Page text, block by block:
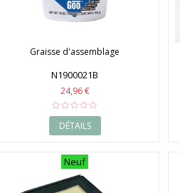
Graisse d'assemblage
N1900021B
24,96 €
DÉTAILS
Neuf